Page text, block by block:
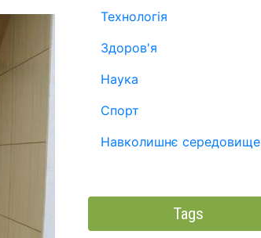
Технологія
Здоров'я
Наука
Спорт
Навколишнє середовище
Tags